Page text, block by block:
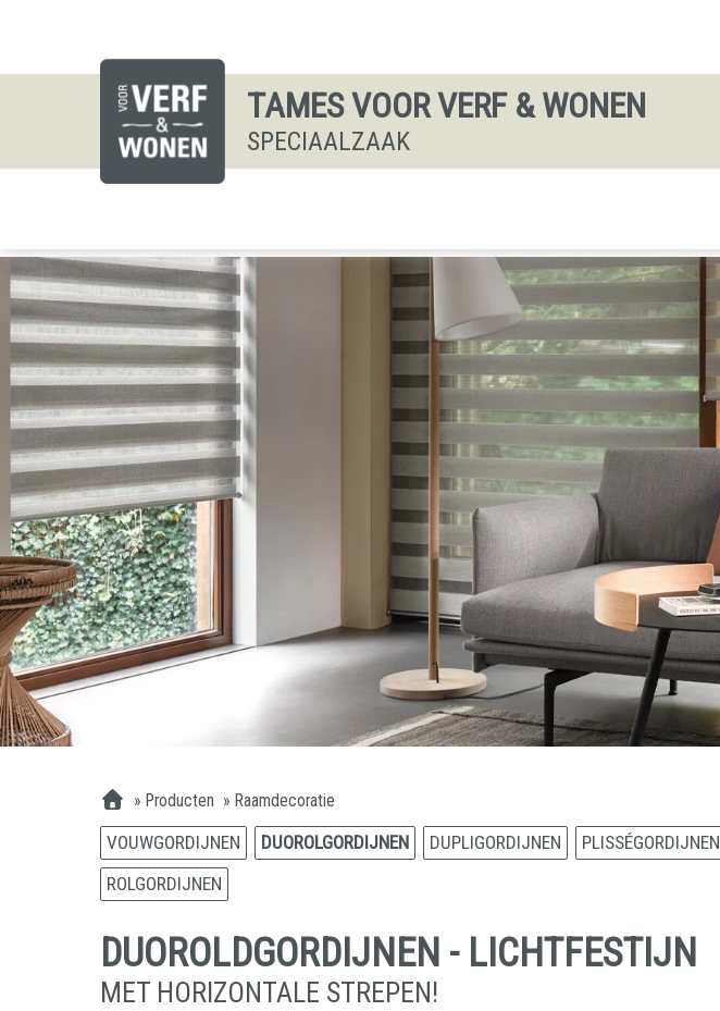
TAMES VOOR VERF & WONEN
SPECIAALZAAK
» Producten » Raamdecoratie
VOUWGORDIJNEN DUOROLGORDIJNEN DUPLIGORDIJNEN PLISSÉGORDIJNEN
ROLGORDIJNEN
DUOROLDGORDIJNEN - LICHTFESTIJN
MET HORIZONTALE STREPEN!